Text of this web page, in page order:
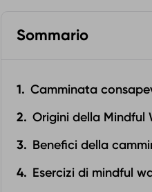
Sommario
Camminata
Origini della Mindful
Benefici della
Esercizi di mindful